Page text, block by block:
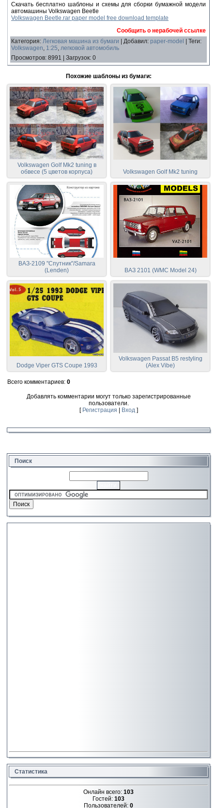
Скачать бесплатно шаблоны и схемы для сборки бумажной модели
автомашины Volkswagen Beetle
Volkswagen Beetle.rar paper model free download template
Сообщить о нерабочей ссылке
Категория: Легковая машина из бумаги Добавил: paper-model Теги:
Volkswagen, 1:25, легковой автомобиль
Просмотров: 8991 Загрузок: 0
Похожие шаблоны из бумаги:
Volkswagen Golf Mk2 tuning в
обвесе (5 цветов корпуса)
Volkswagen Golf Mk2 tuning
ВАЗ-2109 "Спутник"/Samara
(Lenden)
ВАЗ 2101 (WMC Model 24)
Dodge Viper GTS Coupe 1993
Volkswagen Passat B5 restyling
(Alex Vibe)
Всего комментариев: 0
Добавлять комментарии могут только зарегистрированные
пользователи.
[ Регистрация | Вход ]
Поиск
Статистика
Онлайн всего: 103
Гостей: 103
Пользователей: 0